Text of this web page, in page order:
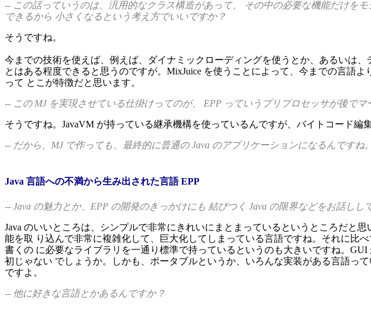
-- この話っていうのは、汎用的なクラス構造があって、 その中の必要な機能だけを
できるから 小さくなるという考え方でいいですか？
そうですね。
今までの技術を使えば、例えば、ダイナミックローディングを使うとか、あるいは
とはある程度できると思うのですが。MixJuice を使うことによって、今までの言語
って とこが特徴だと思います。
-- この MJ を実現させている仕掛けってのが、 EPP っていうプリプロセッサが後で
そうですね。JavaVM が持っている継承機構を使っているんですが、バイトコード編
-- だから、MJ で作っても、最終的に普通の Java のアプリケーションになるんですね。
Java 言語への不満から生み出された言語 EPP
-- Java の魅力とか、EPP の開発のきっかけにも 結びつく Java の限界などをお話しし
Java のいいところは、シンプルで非常にきれいにまとまっているというところだと
能を取 り込んで非常に複雑化して、巨大化してしまっている言語ですね。それに比
書くの に必要なライブラリを一通り標準で持っているというのも大きいですね。
初じゃない でしょうか。しかも、ポータブルというか、いろんな実装がある言語っ
ですよ。
-- 他に好きな言語とかあるんですか？